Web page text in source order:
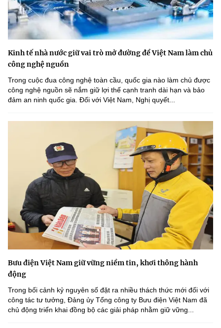
Kinh tế nhà nước giữ vai trò mở đường để Việt Nam làm chủ
công nghệ nguồn
Trong cuộc đua công nghệ toàn cầu, quốc gia nào làm chủ được
công nghệ nguồn sẽ nắm giữ lợi thế cạnh tranh dài hạn và bảo
đảm an ninh quốc gia. Đối với Việt Nam, Nghị quyết...
Bưu điện Việt Nam giữ vững niềm tin, khơi thông hành
động
Trong bối cảnh kỷ nguyên số đặt ra nhiều thách thức mới đối với
công tác tư tưởng, Đảng ủy Tổng công ty Bưu điện Việt Nam đã
chủ động triển khai đồng bộ các giải pháp nhằm giữ vững...